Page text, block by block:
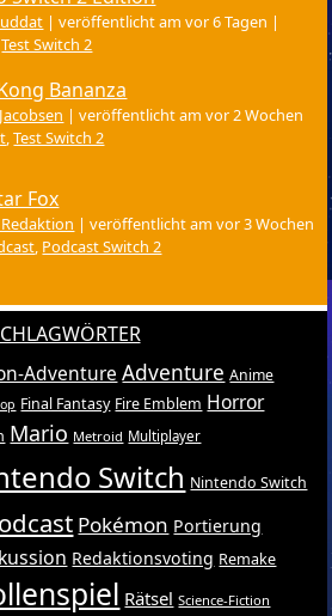
|veröffentlicht am vor 6 Tagen |
Test Switch 2
Bananza
|veröffentlicht am vor 2 Wochen
,Test Switch 2
Fox
|veröffentlicht am vor 3 Wochen
, Podcast Switch 2
Adventure Adventure Anime
Final Fantasy Fire Emblem Horror
Mario Metroid Multiplayer
Switch Nintendo Switch
Pokémon Portierung
Redaktionsvoting Remake
Rätsel Science-Fiction